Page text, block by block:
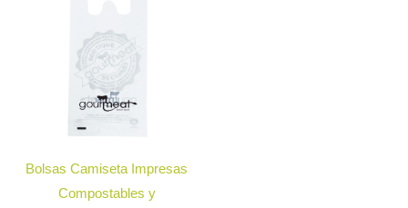
Bolsas Camiseta Impresas
Compostables y